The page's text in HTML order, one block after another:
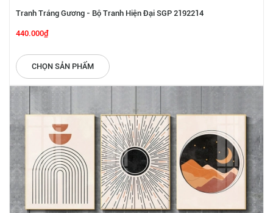
Tranh Tráng Gương - Bộ Tranh Hiện Đại SGP 2192214
440.000₫
CHỌN SẢN PHẨM